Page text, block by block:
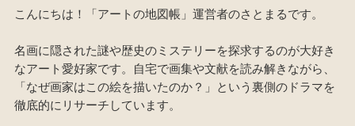
こんにちは！「アートの地図帳」運営者のさとまるです。
名画に隠された謎や歴史のミステリーを探求するのが大好き
なアート愛好家です。自宅で画集や文献を読み解きながら、
「なぜ画家はこの絵を描いたのか？」という裏側のドラマを
徹底的にリサーチしています。